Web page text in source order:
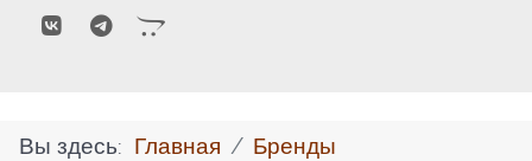
Вы здесь: Главная
Бренды